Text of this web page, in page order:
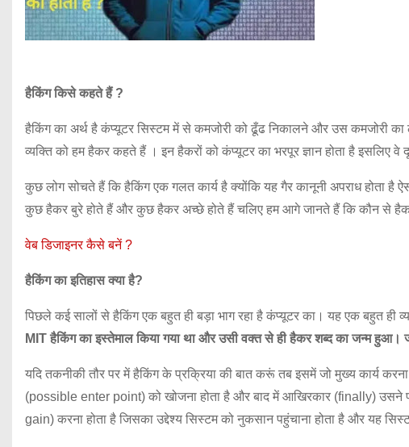
हैकिंग किसे कहते हैं ?
हैकिंग का अर्थ है कंप्यूटर सिस्टम में से कमजोरी को ढूँढ निकालने और उस कमजोरी
व्यक्ति को हम हैकर कहते हैं । इन हैकरों को कंप्यूटर का भरपूर ज्ञान होता है इसलिए
कुछ लोग सोचते हैं कि हैकिंग एक गलत कार्य है क्योंकि यह गैर कानूनी अपराध होता है
कुछ हैकर बुरे होते हैं और कुछ हैकर अच्छे होते हैं चलिए हम आगे जानते हैं कि कौन से
वेब डिजाइनर कैसे बनें ?
हैकिंग का इतिहास क्या है?
पिछले कई सालों से हैकिंग एक बहुत ही बड़ा भाग रहा है कंप्यूटर का। यह एक बहुत
MIT हैकिंग का इस्तेमाल किया गया था और उसी वक्त से ही हैकर शब्द का जन्म हुआ।
यदि तकनीकी तौर पर में हैकिंग के प्रक्रिया की बात करूं तब इसमें जो मुख्य कार्य
(possible enter point) को खोजना होता है और बाद में आखिरकार (finally) उसने
gain) करना होता है जिसका उद्देश्य सिस्टम को नुकसान पहुंचाना होता है और यह